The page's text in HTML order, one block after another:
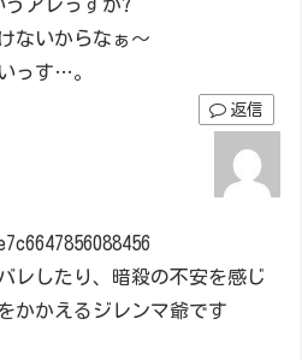
アレっすか?
ないからなぁ～
っす…。
返信
レしたり、暗殺の不安を感じ
かかえるジレンマ爺です